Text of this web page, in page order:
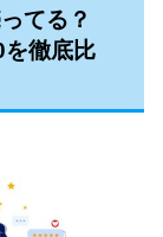
てる？
徹底比